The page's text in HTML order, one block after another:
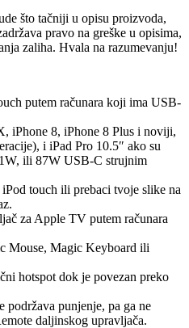
što tačniji u opisu proizvoda,
pravo na greške u opisima,
zaliha. Hvala na razumevanju!
putem računara koji ima USB-
iPhone 8, iPhone 8 Plus i noviji,
i iPad Pro 10.5″ ako su
ili 87W USB-C strujnim
touch ili prebaci tvoje slike na
za Apple TV putem računara
Mouse, Magic Keyboard ili
hotspot dok je povezan preko
punjenje, pa ga ne
daljinskog upravljača.